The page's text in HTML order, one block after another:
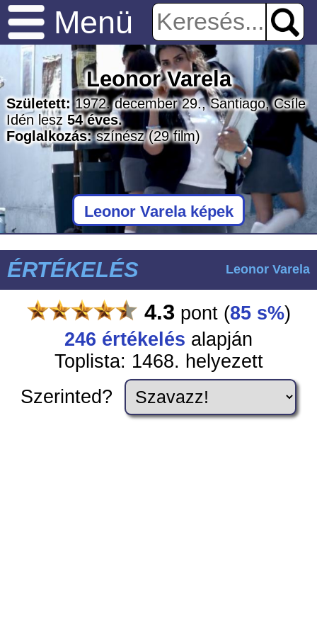
Menü
Leonor Varela
Született:1972. december 29., Santiago, Csíle
Idén lesz 54 éves.
Foglalkozás:színész(29 film)
Leonor Varela képek
ÉRTÉKELÉS Leonor Varela
4.3pont (85 s%)
246 értékelés alapján
Toplista: 1468. helyezett
Szerinted?